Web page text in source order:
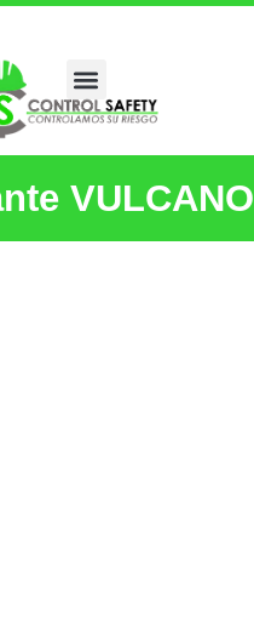
VULCANO